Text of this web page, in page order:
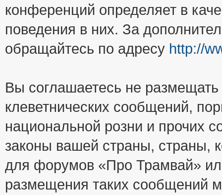
конференций определяет в
поведения в них. За
обращайтесь по адресу http://
Вы соглашаетесь не
клеветнических сообщений,
национальной розни и прочих
законы вашей страны, страны,
для форумов «Про Трамвай»
размещения таких сообщений